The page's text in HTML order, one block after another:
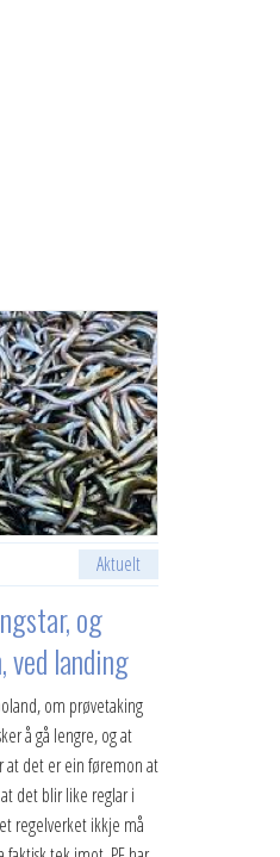
Aktuelt
og
ved landing
om prøvetaking
å gå lengre, og at
at det er ein føremon at
det blir like reglar i
regelverket ikkje må